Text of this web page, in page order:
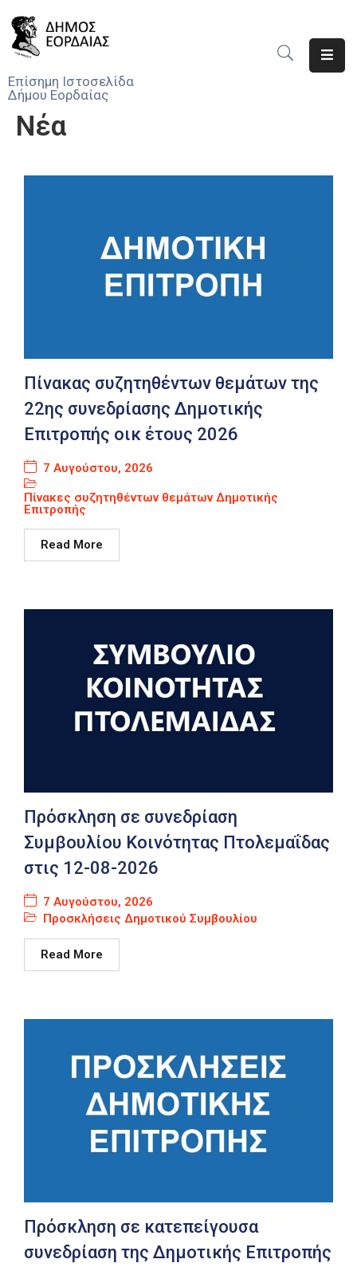
Επίσημη Ιστοσελίδα
Δήμου Εορδαίας
Δήμος
Καιρός
Νέα
Πίνακας συζητηθέντων θεμάτων της
22ης συνεδρίασης Δημοτικής
Επιτροπής οικ έτους 2026
7 Αυγούστου, 2026
Πίνακες συζητηθέντων θεμάτων Δημοτικής
Επιτροπής
Read More
Πρόσκληση σε συνεδρίαση
Συμβουλίου Κοινότητας Πτολεμαΐδας
στις 12-08-2026
7 Αυγούστου, 2026
Προσκλήσεις Δημοτικού Συμβουλίου
Read More
Πρόσκληση σε κατεπείγουσα
συνεδρίαση της Δημοτικής Επιτροπής